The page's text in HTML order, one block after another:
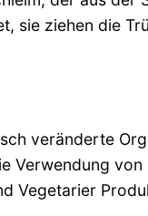
sie ziehen die
veränderte
Verwendung von
Vegetarier